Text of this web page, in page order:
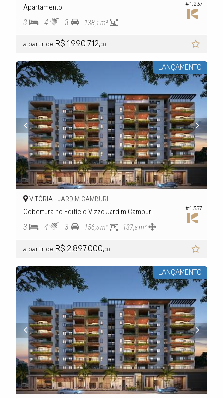
#1.237
Apartamento
3 4 3 138,1 m²
a partir de R$ 1.990.712,00
LANÇAMENTO
#1.357
VITÓRIA -JARDIM CAMBURI
Cobertura no Edifício Vizzo Jardim Camburi
3 4 3 156,6 m² 137,8 m²
a partir de R$ 2.897.000,00
LANÇAMENTO